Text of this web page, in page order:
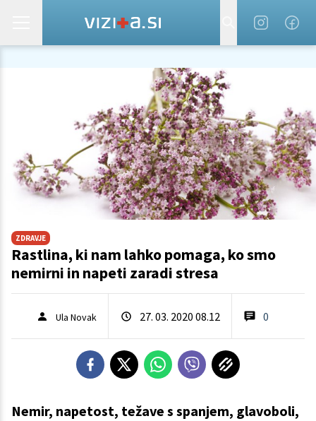
ZDRAVJE
Rastlina, ki nam lahko pomaga, ko smo
nemirni in napeti zaradi stresa
Ula Novak 27. 03. 2020 08.12 0
Nemir, napetost, težave s spanjem, glavoboli,